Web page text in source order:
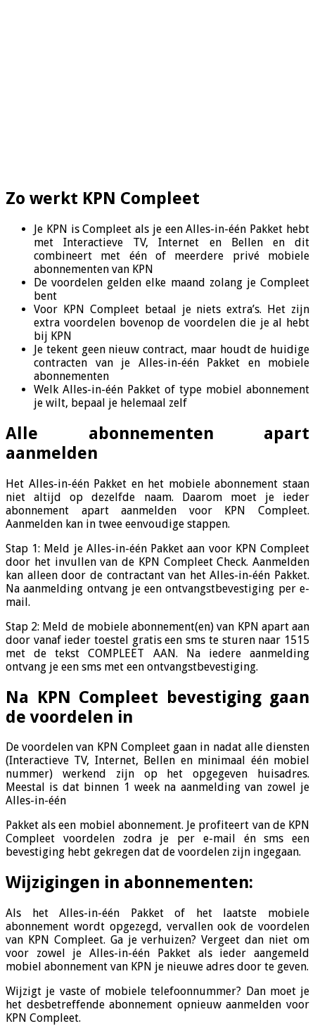
Zo werkt KPN Compleet
Je KPN is Compleet als je een Alles-in-één Pakket hebt
met Interactieve TV, Internet en Bellen en dit
combineert met één of meerdere privé mobiele
abonnementen van KPN
De voordelen gelden elke maand zolang je Compleet
bent
Voor KPN Compleet betaal je niets extra’s. Het zijn
extra voordelen bovenop de voordelen die je al hebt
bij KPN
Je tekent geen nieuw contract, maar houdt de huidige
contracten van je Alles-in-één Pakket en mobiele
abonnementen
Welk Alles-in-één Pakket of type mobiel abonnement
je wilt, bepaal je helemaal zelf
Alle abonnementen apart
aanmelden
Het Alles-in-één Pakket en het mobiele abonnement staan
niet altijd op dezelfde naam. Daarom moet je ieder
abonnement apart aanmelden voor KPN Compleet.
Aanmelden kan in twee eenvoudige stappen.
Stap 1: Meld je Alles-in-één Pakket aan voor KPN Compleet
door het invullen van de KPN Compleet Check. Aanmelden
kan alleen door de contractant van het Alles-in-één Pakket.
Na aanmelding ontvang je een ontvangstbevestiging per e-
mail.
Stap 2: Meld de mobiele abonnement(en) van KPN apart aan
door vanaf ieder toestel gratis een sms te sturen naar 1515
met de tekst COMPLEET AAN. Na iedere aanmelding
ontvang je een sms met een ontvangstbevestiging.
Na KPN Compleet bevestiging gaan
de voordelen in
De voordelen van KPN Compleet gaan in nadat alle diensten
(Interactieve TV, Internet, Bellen en minimaal één mobiel
nummer) werkend zijn op het opgegeven huisadres.
Meestal is dat binnen 1 week na aanmelding van zowel je
Alles-in-één
Pakket als een mobiel abonnement. Je profiteert van de KPN
Compleet voordelen zodra je per e-mail én sms een
bevestiging hebt gekregen dat de voordelen zijn ingegaan.
Wijzigingen in abonnementen:
Als het Alles-in-één Pakket of het laatste mobiele
abonnement wordt opgezegd, vervallen ook de voordelen
van KPN Compleet. Ga je verhuizen? Vergeet dan niet om
voor zowel je Alles-in-één Pakket als ieder aangemeld
mobiel abonnement van KPN je nieuwe adres door te geven.
Wijzigt je vaste of mobiele telefoonnummer? Dan moet je
het desbetreffende abonnement opnieuw aanmelden voor
KPN Compleet.